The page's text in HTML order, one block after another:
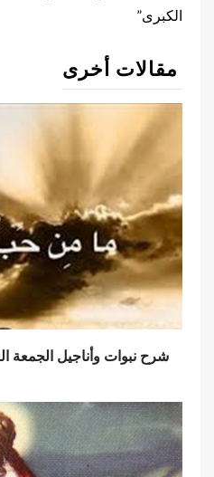
الكبرى”
مقالات أخرى
شرح نبوات وأناجيل الجمعة